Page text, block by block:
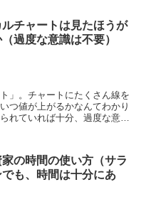
チャートは見たほうが
過度な意識は不要）
」。チャートにたくさん線を
つ値が上がるかなんてわかり
れていれば十分、過度な意識
の時間の使い方（サラ
でも、時間は十分にあ